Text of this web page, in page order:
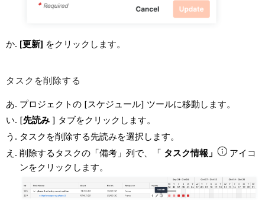
[更新] をクリックします。
タスクを削除する
プロジェクトの [スケジュール] ツールに移動します。
[先読み ] タブをクリックします。
タスクを削除する先読みを選択します。
削除するタスクの「備考」列で、「 タスク情報」
アイコ
ンをクリックします。